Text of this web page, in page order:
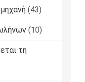
(43)
(10)
τη